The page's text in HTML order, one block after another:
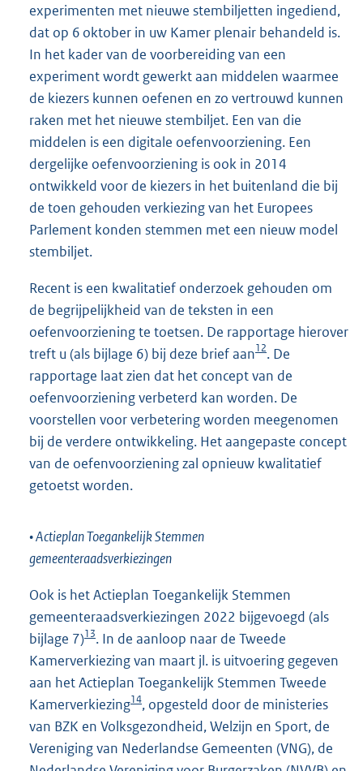
experimenten met nieuwe stembiljetten ingediend,
dat op 6 oktober in uw Kamer plenair behandeld is.
In het kader van de voorbereiding van een
experiment wordt gewerkt aan middelen waarmee
de kiezers kunnen oefenen en zo vertrouwd kunnen
raken met het nieuwe stembiljet. Een van die
middelen is een digitale oefenvoorziening. Een
dergelijke oefenvoorziening is ook in 2014
ontwikkeld voor de kiezers in het buitenland die bij
de toen gehouden verkiezing van het Europees
Parlement konden stemmen met een nieuw model
stembiljet.
Recent is een kwalitatief onderzoek gehouden om
de begrijpelijkheid van de teksten in een
oefenvoorziening te toetsen. De rapportage hierover
treft u (als bijlage 6) bij deze brief aan12. De
rapportage laat zien dat het concept van de
oefenvoorziening verbeterd kan worden. De
voorstellen voor verbetering worden meegenomen
bij de verdere ontwikkeling. Het aangepaste concept
van de oefenvoorziening zal opnieuw kwalitatief
getoetst worden.
• Actieplan Toegankelijk Stemmen
gemeenteraadsverkiezingen
Ook is het Actieplan Toegankelijk Stemmen
gemeenteraadsverkiezingen 2022 bijgevoegd (als
bijlage 7)13. In de aanloop naar de Tweede
Kamerverkiezing van maart jl. is uitvoering gegeven
aan het Actieplan Toegankelijk Stemmen Tweede
Kamerverkiezing14, opgesteld door de ministeries
van BZK en Volksgezondheid, Welzijn en Sport, de
Vereniging van Nederlandse Gemeenten (VNG), de